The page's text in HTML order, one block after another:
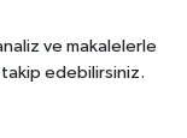
ve makalelerle
takip edebilirsiniz.